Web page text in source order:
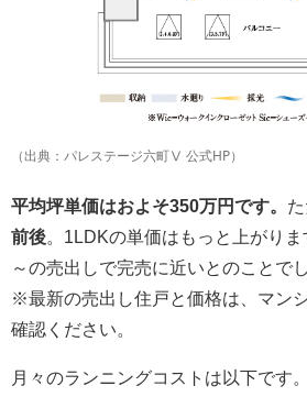
（出典：パレステージ六町Ⅴ 公式HP）
平均坪単価はおよそ350万円です。 た
前後 。1LDKの単価はもっと上がり
～の売出しで完売に近いとのことでし
※最新の売出し住戸と価格は、マン
確認ください。
月々のランニングコストは以下です。